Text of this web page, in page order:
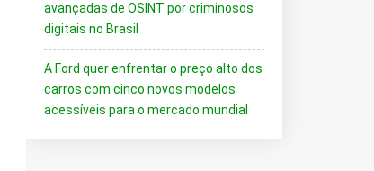
avançadas de OSINT por criminosos
digitais no Brasil
A Ford quer enfrentar o preço alto dos
carros com cinco novos modelos
acessíveis para o mercado mundial